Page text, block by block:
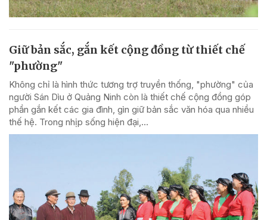
Giữ bản sắc, gắn kết cộng đồng từ thiết chế
"phường"
Không chỉ là hình thức tương trợ truyền thống, "phường" của
người Sán Dìu ở Quảng Ninh còn là thiết chế cộng đồng góp
phần gắn kết các gia đình, gìn giữ bản sắc văn hóa qua nhiều
thế hệ. Trong nhịp sống hiện đại,...